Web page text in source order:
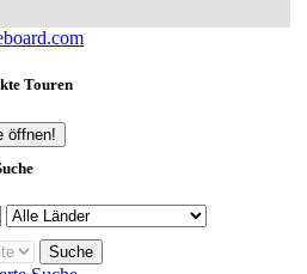
Touren
öffnen!